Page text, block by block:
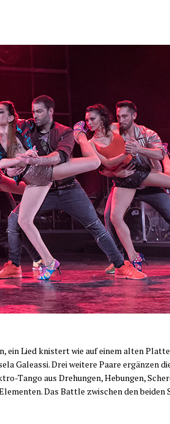
ein Lied knis­tert wie auf einem alten
Galeas­si. Drei wei­te­re Paa­re ergän­zen
Tan­go aus Dre­hun­gen, Hebun­gen,
Das Batt­le zwi­schen den bei­den